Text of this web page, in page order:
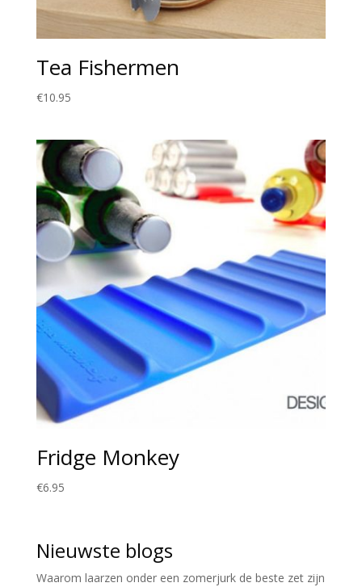
Tea Fishermen
€10.95
Fridge Monkey
€6.95
Nieuwste blogs
Waarom laarzen onder een zomerjurk de beste zet zijn